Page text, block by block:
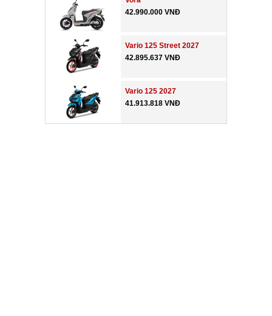
42.990.000 VNĐ
Vario 125 Street 2027
42.895.637 VNĐ
Vario 125 2027
41.913.818 VNĐ